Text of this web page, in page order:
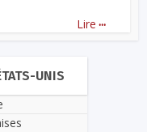
Lire ...
UNIS